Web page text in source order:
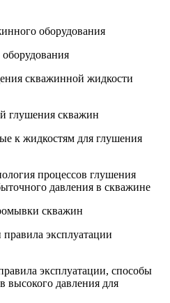
оборудования
скважинной жидкости
глушения скважин
к жидкостям для глушения
процессов глушения
давления в скважине
скважин
эксплуатации
эксплуатации, способы
высокого давления для